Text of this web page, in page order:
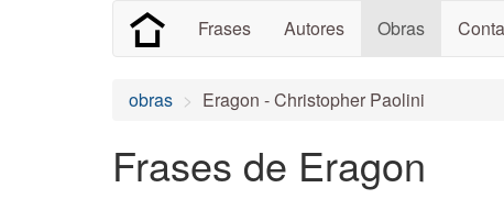
Frases Autores Obras
obras Eragon - Christopher Paolini
Frases de Eragon